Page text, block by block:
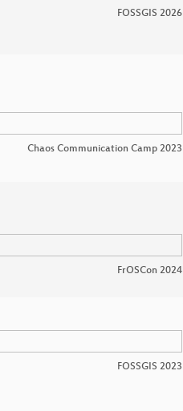
FOSSGIS 2026
Chaos Communication Camp 2023
FrOSCon 2024
FOSSGIS 2023